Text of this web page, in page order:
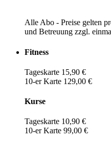
Alle Abo - Preise gelten
und Betreuung zzgl.
Fitness
Tageskarte 15,90 €
10-er Karte 129,00 €
Kurse
Tageskarte 10,90 €
10-er Karte 99,00 €